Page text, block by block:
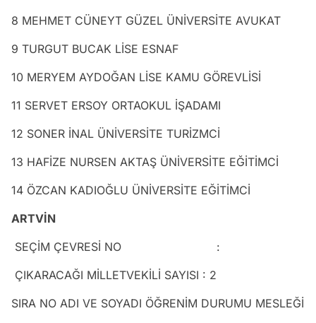
8 MEHMET CÜNEYT GÜZEL ÜNİVERSİTE AVUKAT
9 TURGUT BUCAK LİSE ESNAF
10 MERYEM AYDOĞAN LİSE KAMU GÖREVLİSİ
11 SERVET ERSOY ORTAOKUL İŞADAMI
12 SONER İNAL ÜNİVERSİTE TURİZMCİ
13 HAFİZE NURSEN AKTAŞ ÜNİVERSİTE EĞİTİMCİ
14 ÖZCAN KADIOĞLU ÜNİVERSİTE EĞİTİMCİ
ARTVİN
SEÇİM ÇEVRESİ NO :
ÇIKARACAĞI MİLLETVEKİLİ SAYISI : 2
SIRA NO ADI VE SOYADI ÖĞRENİM DURUMU MESLEĞİ